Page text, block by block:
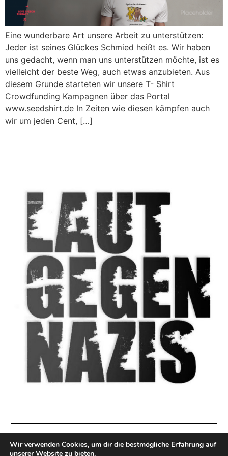
Eine wunderbare Art unsere Arbeit zu unterstützen:
Jeder ist seines Glückes Schmied heißt es. Wir haben
uns gedacht, wenn man uns unterstützen möchte, ist es
vielleicht der beste Weg, auch etwas anzubieten. Aus
diesem Grunde starteten wir unsere T- Shirt
Crowdfunding Kampagnen über das Portal
www.seedshirt.de In Zeiten wie diesen kämpfen auch
wir um jeden Cent, […]
Impressum|Datenschutzerklärung|Direkt Spenden
Wir verwenden Cookies, um dir die bestmögliche Erfahrung auf
unserer Website zu bieten.